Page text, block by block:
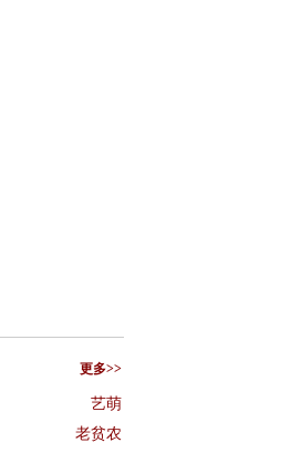
更多>>
艺萌
老贫农